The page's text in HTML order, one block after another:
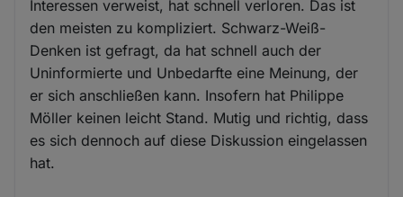
Interessen verweist, hat schnell verloren. Das ist
den meisten zu kompliziert. Schwarz-Weiß-
Denken ist gefragt, da hat schnell auch der
Uninformierte und Unbedarfte eine Meinung, der
er sich anschließen kann. Insofern hat Philippe
Möller keinen leicht Stand. Mutig und richtig, dass
es sich dennoch auf diese Diskussion eingelassen
hat.